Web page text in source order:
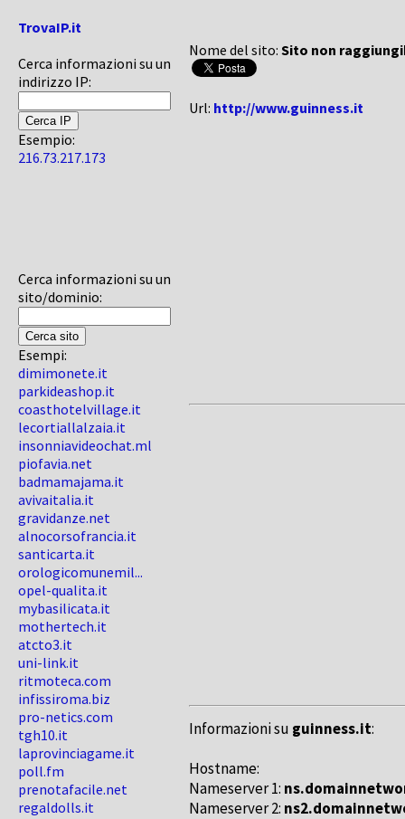
TrovaIP.it
Cerca informazioni su un
indirizzo IP:
Esempio:
216.73.217.173
Cerca informazioni su un
sito/dominio:
Esempi:
dimimonete.it
parkideashop.it
coasthotelvillage.it
lecortiallalzaia.it
insonniavideochat.ml
piofavia.net
badmamajama.it
avivaitalia.it
gravidanze.net
alnocorsofrancia.it
santicarta.it
orologicomunemil...
opel-qualita.it
mybasilicata.it
mothertech.it
atcto3.it
uni-link.it
ritmoteca.com
infissiroma.biz
pro-netics.com
tgh10.it
laprovinciagame.it
poll.fm
prenotafacile.net
regaldolls.it
Nome del sito: Sito non
Url: http://www.guinness.it
Informazioni su guinness.it:
Hostname:
Nameserver 1:
Nameserver 2: